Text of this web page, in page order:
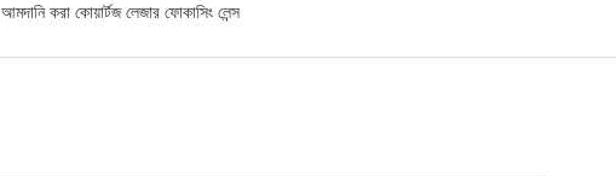
আমদানি করা কোয়ার্টজ লেজার ফোকাসিং লেন্স